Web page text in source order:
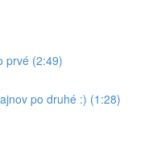
prvé (2:49)
po druhé :) (1:28)